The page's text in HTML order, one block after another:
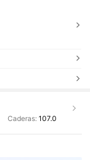
Caderas: 107.0